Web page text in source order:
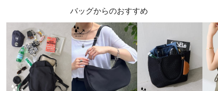
バッグからのおすすめ